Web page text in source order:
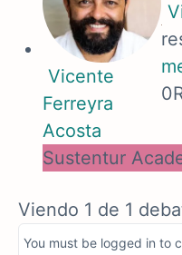
Vicente
Ferreyra
Acosta
Sustentur
Viendo 1 de 1
You must be logged in to